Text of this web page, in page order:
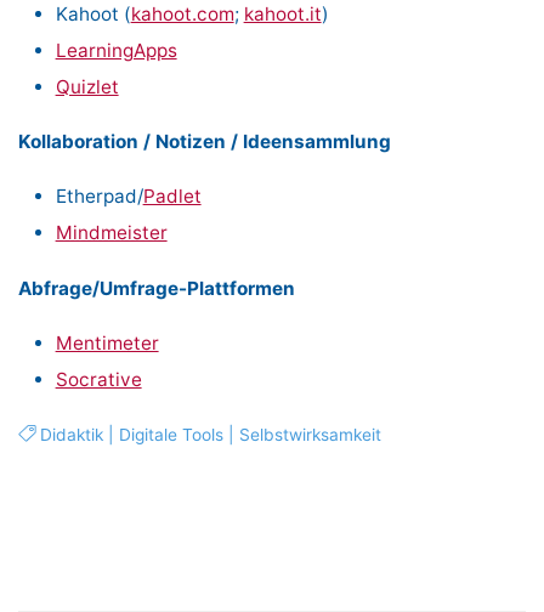
Kahoot (kahoot.com; kahoot.it)
LearningApps
Quizlet
Kollaboration / Notizen / Ideensammlung
Etherpad/Padlet
Mindmeister
Abfrage/Umfrage-Plattformen
Mentimeter
Socrative
Didaktik Digitale Tools Selbstwirksamkeit